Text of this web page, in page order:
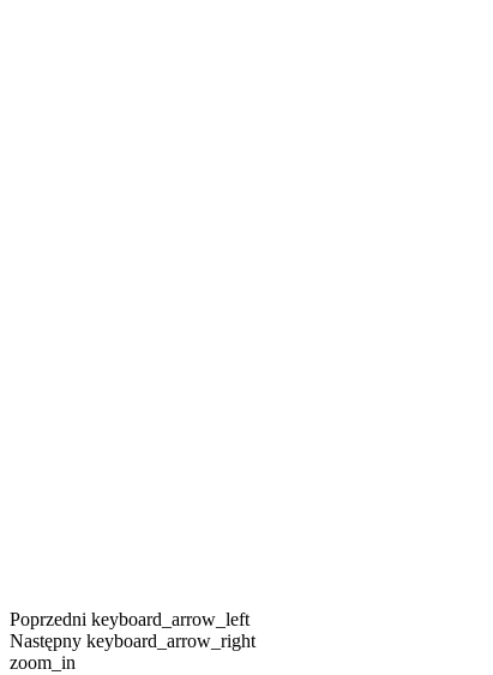
Poprzedni keyboard_arrow_left
Następny keyboard_arrow_right
zoom_in